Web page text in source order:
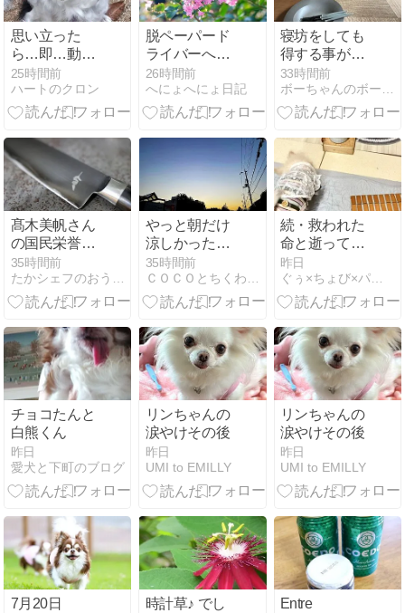
思い立った
ら…即…動く
べし( ；∀；)
25時間前
ハートのクロン
脱ペーパード
ライバーへの
道。その10。
18回目の運転
編。
26時間前
へにょへにょ日記
寝坊をしても
得する事があ
るよ^m^
33時間前
髙木美帆さん
の国民栄誉賞
記念品はミッ
シェル・ブラ
ス！わが家に
あった件
35時間前
やっと朝だけ
涼しかったＣ
ＯＣＯちく大
地方・奈良
35時間前
続・救われた
命と逝ってし
まったあの仔
の事 【 雛鳥編
④ 大量の虫を
体は・・・ 】
昨日
ぐぅ×ちょび×パパ 〜 余命1ヶ月と言われた仔とその家族
チョコたんと
白熊くん
昨日
愛犬と下町のブログ
リンちゃんの
涙やけその後
昨日
UMI to EMILLY
リンちゃんの
涙やけその後
昨日
UMI to EMILLY
7月20日
時計草♪ でし
Entre